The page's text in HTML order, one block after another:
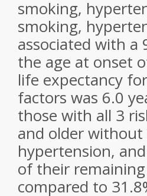
smoking,
smoking,
associated with a
the age at onset
life expectancy
factors was 6.0
those with all 3
and older
hypertension,
of their
compared to